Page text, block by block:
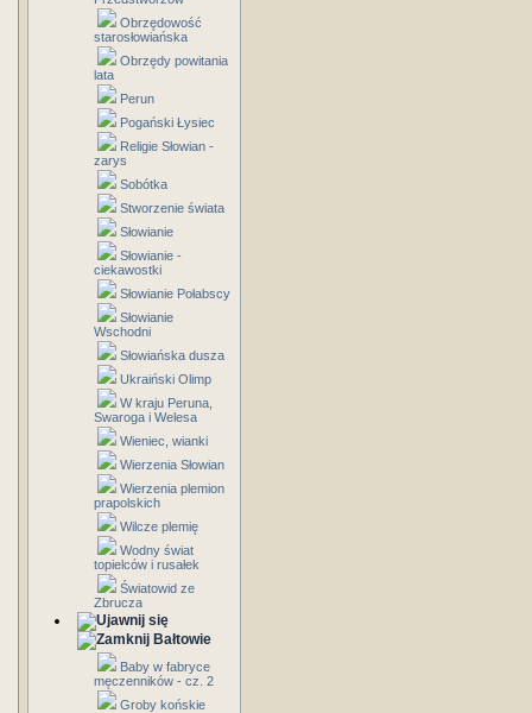
Obrzędowość
starosłowiańska
Obrzędy powitania
lata
Perun
Pogański Łysiec
Religie Słowian -
zarys
Sobótka
Stworzenie świata
Słowianie
Słowianie -
ciekawostki
Słowianie Połabscy
Słowianie
Wschodni
Słowiańska dusza
Ukraiński Olimp
W kraju Peruna,
Swaroga i Welesa
Wieniec, wianki
Wierzenia Słowian
Wierzenia plemion
prapolskich
Wilcze plemię
Wodny świat
topielców i rusałek
Światowid ze
Zbrucza
Bałtowie
Baby w fabryce
męczenników - cz. 2
Groby końskie